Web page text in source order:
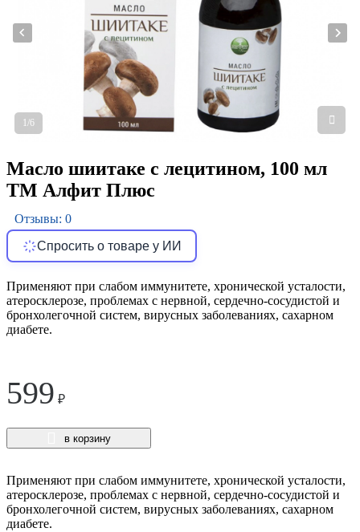
1/6
Масло шиитаке с лецитином, 100 мл
ТМ Алфит Плюс
Отзывы: 0
Спросить о товаре у ИИ
Применяют при слабом иммунитете, хронической усталости,
атеросклерозе, проблемах с нервной, сердечно-сосудистой и
бронхолегочной систем, вирусных заболеваниях, сахарном
диабете.
599 ₽
в корзину
Применяют при слабом иммунитете, хронической усталости,
атеросклерозе, проблемах с нервной, сердечно-сосудистой и
бронхолегочной систем, вирусных заболеваниях, сахарном
диабете.